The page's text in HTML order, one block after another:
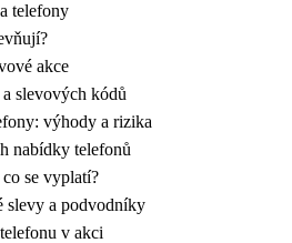
telefony
akce
slevových kódů
výhody a rizika
nabídky telefonů
se vyplatí?
slevy a podvodníky
v akci